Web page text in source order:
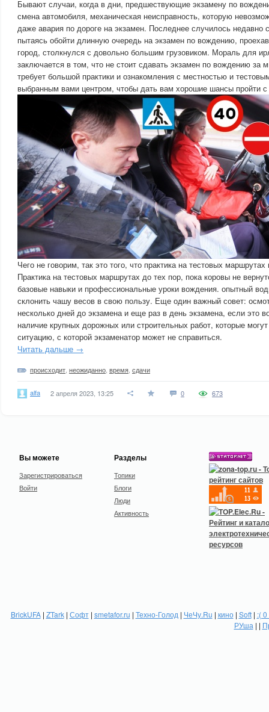
Бывают случаи, когда в дни, предшествующие экзамену по
смена автомобиля, механическая неисправность, которую
даже авария по дороге на экзамен. Последнее случилось недавно
пытаясь обойти длинную очередь на экзамен по вождению,
город, столкнулся с довольно большим грузовиком. Мораль для
заключается в том, что не стоит сдавать экзамен по вождению за
требует большой практики и ознакомления с местностью и
выбранным вами центром, чтобы дать вам хорошие шансы пройти с
Чего не говорим, так это того, что практика на тестовых маршрутах
Практика на тестовых маршрутах до тех пор, пока коровы не
базовые навыки и профессиональные уроки вождения. опытный
склонить чашу весов в свою пользу. Еще один важный совет:
несколько дней до экзамена и еще раз в день экзамена, если это
наличие крупных дорожных или строительных работ, которые
ситуацию, с которой экзаменатор может не справиться.
Читать дальше →
происходит неожиданно время сдачи
alfa 2 апреля 2023, 13:25 0 673
Вы можете
Зарегистрироваться
Войти
Разделы
Топики
Блоги
Люди
Активность
BrickUFA| ZTark| Софт| smetafor.ru | Техно-Голод | ЧеЧу.Ru | кино| Soft| :(
РУша | |